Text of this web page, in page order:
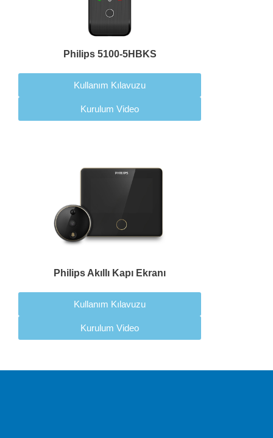
Philips 5100-5HBKS
Kullanım Kılavuzu
Kurulum Video
Philips Akıllı Kapı Ekranı
Kullanım Kılavuzu
Kurulum Video